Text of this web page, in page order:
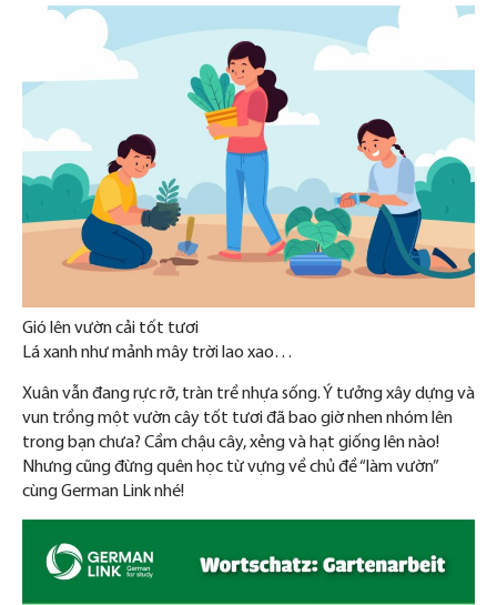
Gió lên vườn cải tốt tươi
Lá xanh như mảnh mây trời lao xao…
Xuân vẫn đang rực rỡ, tràn trề nhựa sống. Ý tưởng xây dựng và
vun trồng một vườn cây tốt tươi đã bao giờ nhen nhóm lên
trong bạn chưa? Cầm chậu cây, xẻng và hạt giống lên nào!
Nhưng cũng đừng quên học từ vựng về chủ đề “làm vườn”
cùng German Link nhé!